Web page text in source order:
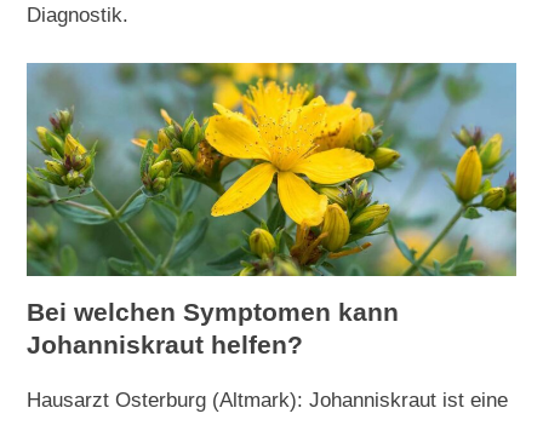
Diagnostik.
Bei welchen Symptomen kann
Johanniskraut helfen?
Hausarzt Osterburg (Altmark): Johanniskraut ist eine